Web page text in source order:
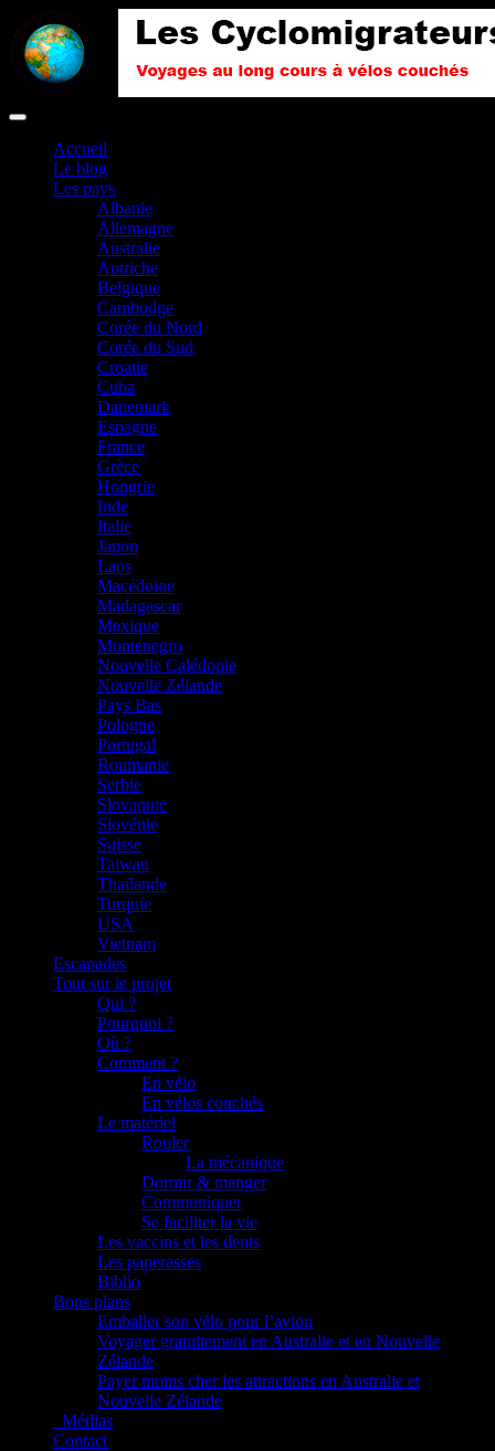
Accueil
Le blog
Les pays
Albanie
Allemagne
Australie
Autriche
Belgique
Cambodge
Corée du Nord
Corée du Sud
Croatie
Cuba
Danemark
Espagne
France
Grèce
Hongrie
Inde
Italie
Japon
Laos
Macédoine
Madagascar
Mexique
Montenegro
Nouvelle Calédonie
Nouvelle Zélande
Pays Bas
Pologne
Portugal
Roumanie
Serbie
Slovaquie
Slovénie
Suisse
Taiwan
Thaïlande
Turquie
USA
Vietnam
Escapades
Tout sur le projet
Qui ?
Pourquoi ?
Où ?
Comment ?
En vélo
En vélos couchés
Le matériel
Rouler
La mécanique
Dormir & manger
Communiquer
Se faciliter la vie
Les vaccins et les dents
Les paperasses
Biblio
Bons plans
Emballer son vélo pour l’avion
Voyager gratuitement en Australie et en Nouvelle
Zélande
Payer moins cher les attractions en Australie et
Nouvelle Zélande
_Médias
Contact